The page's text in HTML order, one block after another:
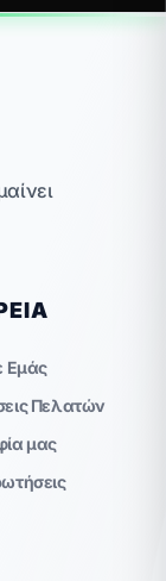
Εμάς
Πελατών
μας